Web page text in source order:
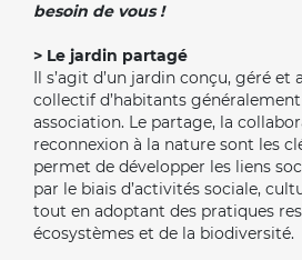
besoin de vous !
> Le jardin partagé
Il s’agit d’un jardin conçu, géré et
collectif d’habitants
association. Le partage, la
reconnexion à la nature sont les
permet de développer les liens
par le biais d’activités sociale,
tout en adoptant des pratiques
écosystèmes et de la biodiversité.